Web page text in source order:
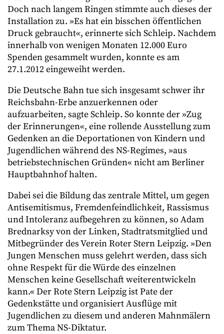
Doch nach langem Ringen stimmte auch dieses der
Installation zu. »Es hat ein bisschen öffentlichen
Druck gebraucht«, erinnerte sich Schleip. Nachdem
innerhalb von wenigen Monaten 12.000 Euro
Spenden gesammelt wurden, konnte es am
27.1.2012 eingeweiht werden.
Die Deutsche Bahn tue sich insgesamt schwer ihr
Reichsbahn-Erbe anzuerkennen oder
aufzuarbeiten, sagte Schleip. So konnte der »Zug
der Erinnerungen«, eine rollende Ausstellung zum
Gedenken an die Deportationen von Kindern und
Jugendlichen während des NS-Regimes, »aus
betriebstechnischen Gründen« nicht am Berliner
Hauptbahnhof halten.
Dabei sei die Bildung das zentrale Mittel, um gegen
Antisemitismus, Fremdenfeindlichkeit, Rassismus
und Intoleranz aufbegehren zu können, so Adam
Brednarksy von der Linken, Stadtratsmitglied und
Mitbegründer des Verein Roter Stern Leipzig. »Den
Jungen Menschen muss gelehrt werden, dass sich
ohne Respekt für die Würde des einzelnen
Menschen keine Gesellschaft weiterentwickeln
kann.« Der Rote Stern Leipzig ist Pate der
Gedenkstätte und organisiert Ausflüge mit
Jugendlichen zu diesem und anderen Mahnmälern
zum Thema NS-Diktatur.